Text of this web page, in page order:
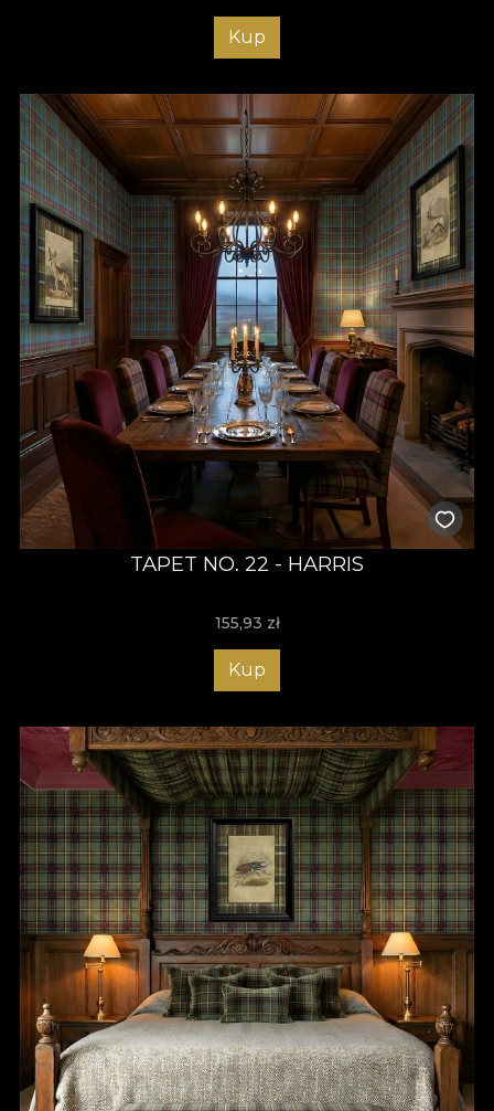
Kup
TAPET NO. 22 - HARRIS
155,93 zł
Kup